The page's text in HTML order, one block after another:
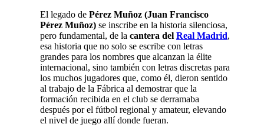
El legado de Pérez Muñoz (Juan Francisco
Pérez Muñoz) se inscribe en la historia silenciosa,
pero fundamental, de la cantera del Real Madrid,
esa historia que no solo se escribe con letras
grandes para los nombres que alcanzan la élite
internacional, sino también con letras discretas para
los muchos jugadores que, como él, dieron sentido
al trabajo de la Fábrica al demostrar que la
formación recibida en el club se derramaba
después por el fútbol regional y amateur, elevando
el nivel de juego allí donde fueran.